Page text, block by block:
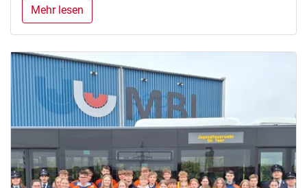
Mehr lesen